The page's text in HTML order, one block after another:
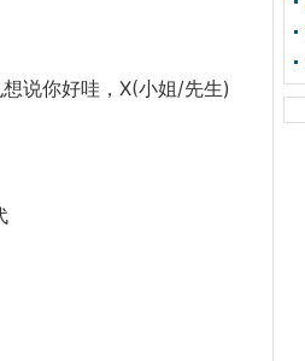
说你好哇，X(小姐/先生)